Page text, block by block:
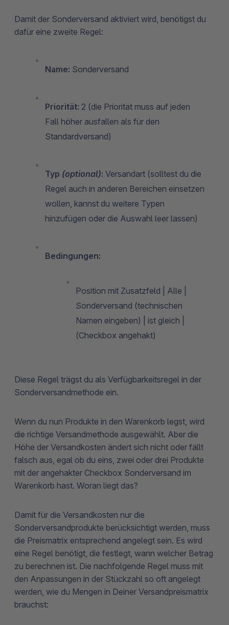
Damit der Sonderversand aktiviert wird, benötigst du
dafür eine zweite Regel:
Name: Sonderversand
Priorität: 2 (die Priorität muss auf jeden
Fall höher ausfallen als für den
Standardversand)
Typ (optional): Versandart (solltest du die
Regel auch in anderen Bereichen einsetzen
wollen, kannst du weitere Typen
hinzufügen oder die Auswahl leer lassen)
Bedingungen:
Position mit Zusatzfeld | Alle |
Sonderversand (technischen
Namen eingeben) | ist gleich |
(Checkbox angehakt)
Diese Regel trägst du als Verfügbarkeitsregel in der
Sonderversandmethode ein.
Wenn du nun Produkte in den Warenkorb legst, wird
die richtige Versandmethode ausgewählt. Aber die
Höhe der Versandkosten ändert sich nicht oder fällt
falsch aus, egal ob du eins, zwei oder drei Produkte
mit der angehakter Checkbox Sonderversand im
Warenkorb hast. Woran liegt das?
Damit für die Versandkosten nur die
Sonderversandprodukte berücksichtigt werden, muss
die Preismatrix entsprechend angelegt sein. Es wird
eine Regel benötigt, die festlegt, wann welcher Betrag
zu berechnen ist. Die nachfolgende Regel muss mit
den Anpassungen in der Stückzahl so oft angelegt
werden, wie du Mengen in Deiner Versandpreismatrix
brauchst: